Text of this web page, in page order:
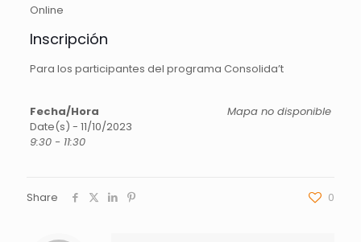
Online
Inscripción
Para los participantes del programa Consolida’t
Mapa no disponible
Fecha/Hora
Date(s) - 11/10/2023
9:30 - 11:30
Share 0